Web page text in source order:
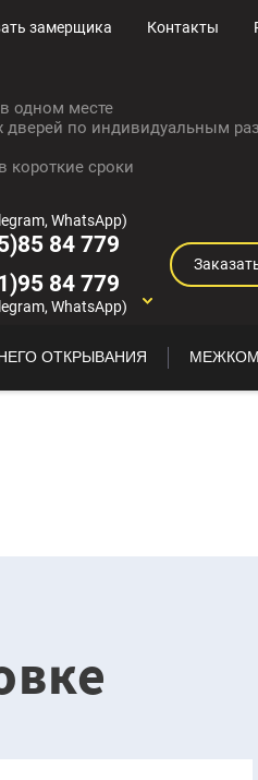
замерщика Контакты
одном месте
дверей по индивидуальным
короткие сроки
WhatsApp)
84 779
WhatsApp)
84 779
ОТКРЫВАНИЯ